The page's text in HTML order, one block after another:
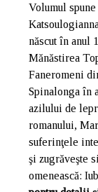
Volumul
născut în anul
Mănăstirea
Faneromeni
Spinalonga în
azilului de
romanului,
suferinţele
şi zugrăveşte
omenească: